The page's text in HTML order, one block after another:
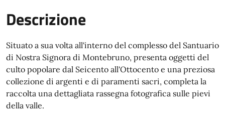
Descrizione
Situato a sua volta all'interno del complesso del Santuario
di Nostra Signora di Montebruno, presenta oggetti del
culto popolare dal Seicento all'Ottocento e una preziosa
collezione di argenti e di paramenti sacri, completa la
raccolta una dettagliata rassegna fotografica sulle pievi
della valle.